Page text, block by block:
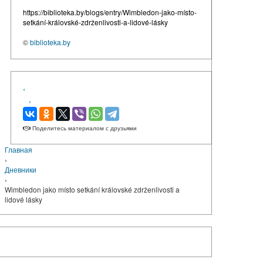
https://biblioteka.by/blogs/entry/Wimbledon-jako-místo-
setkání-královské-zdrženlivosti-a-lidové-lásky
©biblioteka.by
‹
›
Поделитесь материалом с друзьями
Главная
›
Дневники
›
Wimbledon jako místo setkání královské zdrženlivosti a
lidové lásky